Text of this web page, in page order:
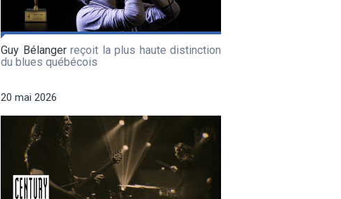
Guy Bélangerreçoit la plus haute distinction
du blues québécois
20 mai 2026